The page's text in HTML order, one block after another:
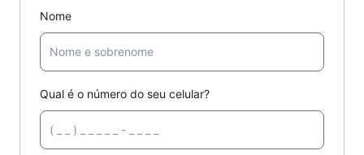
Nome
Qual é o número do seu celular?